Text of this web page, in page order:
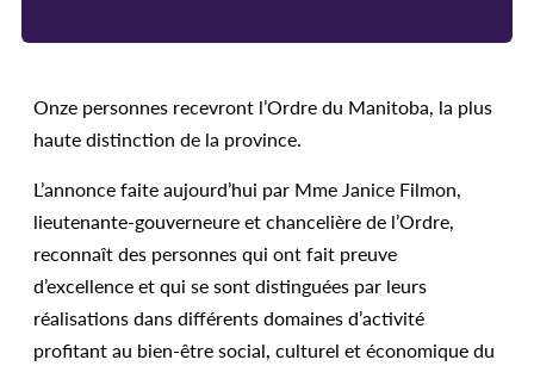
Onze personnes recevront l’Ordre du Manitoba, la plus
haute distinction de la province.
L’annonce faite aujourd’hui par Mme Janice Filmon,
lieutenante-gouverneure et chancelière de l’Ordre,
reconnaît des personnes qui ont fait preuve
d’excellence et qui se sont distinguées par leurs
réalisations dans différents domaines d’activité
profitant au bien-être social, culturel et économique du